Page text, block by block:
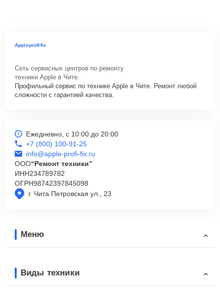
Appleprofifix
Сеть сервисных центров по ремонту
техники Apple в Чите.
Профильный сервис по технике Apple в Чите. Ремонт любой
сложности с гарантией качества.
г. Чита Петровская ул., 23
Ежедневно, с 10:00 до 20:00
+7 (800) 100-91-25
info@apple-profi-fix.ru
ООО“Ремонт техники”
ИНН234789782
ОГРН98742397845098
Меню
Виды техники